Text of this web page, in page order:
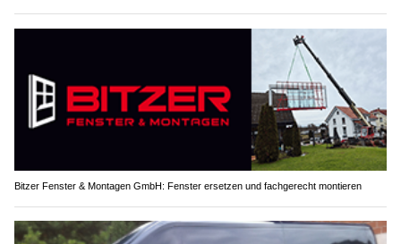
Bitzer Fenster & Montagen GmbH: Fenster ersetzen und fachgerecht montieren